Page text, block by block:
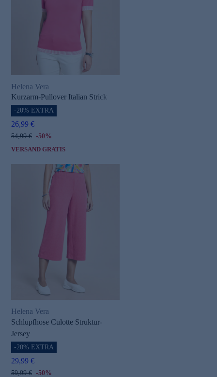
Helena Vera
Kurzarm-Pullover Italian Strick
-20% EXTRA
26,99 €
54,99 € -50%
VERSAND GRATIS
Helena Vera
Schlupfhose Culotte Struktur-
Jersey
-20% EXTRA
29,99 €
59,99 € -50%